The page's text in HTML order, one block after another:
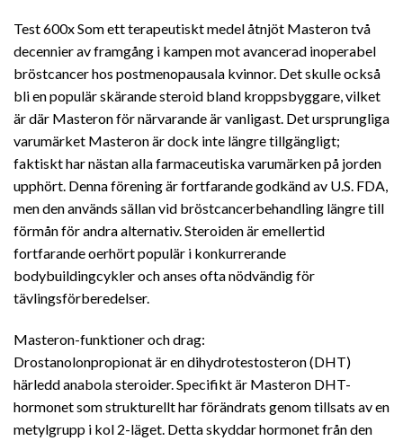
Test 600x Som ett terapeutiskt medel åtnjöt Masteron två
decennier av framgång i kampen mot avancerad inoperabel
bröstcancer hos postmenopausala kvinnor. Det skulle också
bli en populär skärande steroid bland kroppsbyggare, vilket
är där Masteron för närvarande är vanligast. Det ursprungliga
varumärket Masteron är dock inte längre tillgängligt;
faktiskt har nästan alla farmaceutiska varumärken på jorden
upphört. Denna förening är fortfarande godkänd av U.S. FDA,
men den används sällan vid bröstcancerbehandling längre till
förmån för andra alternativ. Steroiden är emellertid
fortfarande oerhört populär i konkurrerande
bodybuildingcykler och anses ofta nödvändig för
tävlingsförberedelser.
Masteron-funktioner och drag:
Drostanolonpropionat är en dihydrotestosteron (DHT)
härledd anabola steroider. Specifikt är Masteron DHT-
hormonet som strukturellt har förändrats genom tillsats av en
metylgrupp i kol 2-läget. Detta skyddar hormonet från den